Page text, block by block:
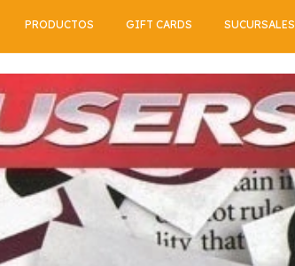
PRODUCTOS GIFT CARDS SUCURSALES